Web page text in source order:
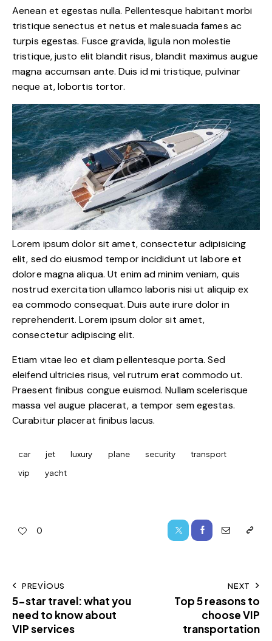
Aenean et egestas nulla. Pellentesque habitant morbi
tristique senectus et netus et malesuada fames ac
turpis egestas. Fusce gravida, ligula non molestie
tristique, justo elit blandit risus, blandit maximus augue
magna accumsan ante. Duis id mi tristique, pulvinar
neque at, lobortis tortor.
Lorem ipsum dolor sit amet, consectetur adipisicing
elit, sed do eiusmod tempor incididunt ut labore et
dolore magna aliqua. Ut enim ad minim veniam, quis
nostrud exercitation ullamco laboris nisi ut aliquip ex
ea commodo consequat. Duis aute irure dolor in
reprehenderit. Lorem ipsum dolor sit amet,
consectetur adipiscing elit.
Etiam vitae leo et diam pellentesque porta. Sed
eleifend ultricies risus, vel rutrum erat commodo ut.
Praesent finibus congue euismod. Nullam scelerisque
massa vel augue placerat, a tempor sem egestas.
Curabitur placerat finibus lacus.
car jet luxury plane security
transport
vip
yacht
0
PREVIOUS
5-star travel: what you
need to know about
VIP services
NEXT
Top 5 reasons to
choose VIP
transportation